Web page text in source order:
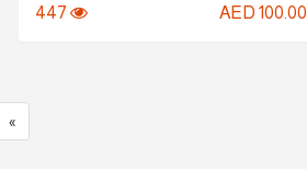
AED 100.00
447
»